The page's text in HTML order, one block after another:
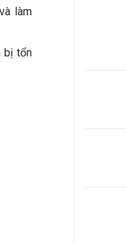
làm
bị tổn